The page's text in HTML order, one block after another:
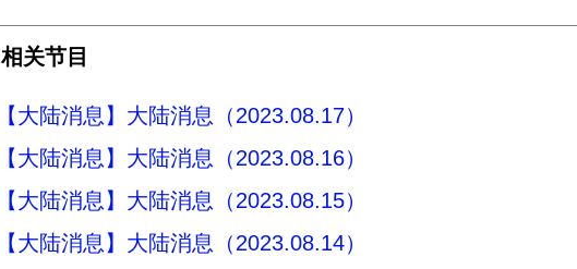
相关节目
【大陆消息】大陆消息（2023.08.17）
【大陆消息】大陆消息（2023.08.16）
【大陆消息】大陆消息（2023.08.15）
【大陆消息】大陆消息（2023.08.14）